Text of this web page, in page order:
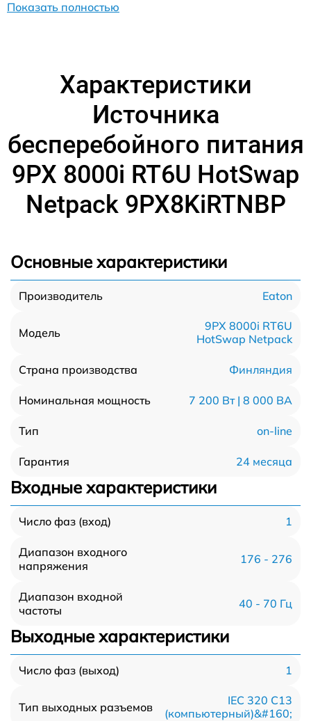
Показать полностью
Характеристики
Источника
бесперебойного питания
9PX 8000i RT6U HotSwap
Netpack 9PX8KiRTNBP
Основные характеристики
Производитель Eaton
Модель
9PX 8000i RT6U
HotSwap Netpack
Страна производства Финляндия
Номинальная мощность 7 200 Вт | 8 000 ВА
Тип on-line
Гарантия 24 месяца
Входные характеристики
Число фаз (вход) 1
Диапазон входного
напряжения
176 - 276
Диапазон входной
частоты
40 - 70 Гц
Выходные характеристики
Число фаз (выход) 1
Тип выходных разъемов
IEC 320 C13
(компьютерный)&#160;